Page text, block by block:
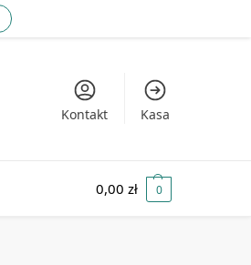
Kontakt Kasa
0,00 zł 0